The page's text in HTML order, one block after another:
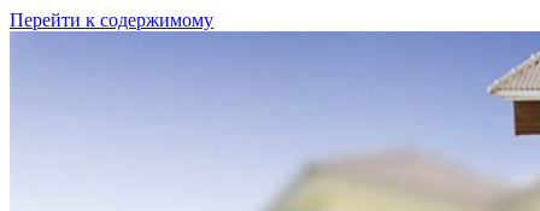
Перейти к содержимому